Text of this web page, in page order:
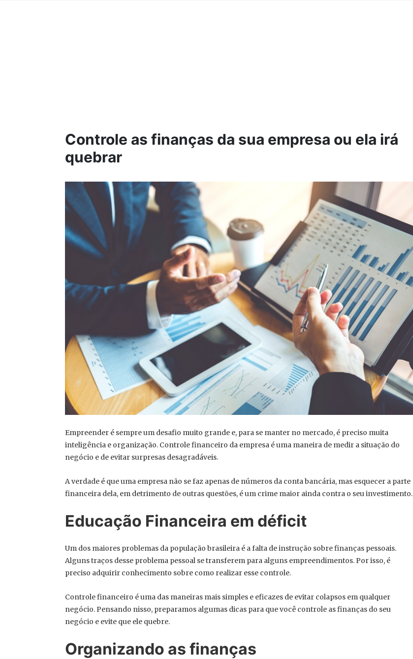
Controle as finanças da sua empresa ou ela irá
quebrar
Empreender é sempre um desafio muito grande e, para se manter no mercado, é preciso muita
inteligência e organização. Controle financeiro da empresa é uma maneira de medir a situação do
negócio e de evitar surpresas desagradáveis.
A verdade é que uma empresa não se faz apenas de números da conta bancária, mas esquecer a parte
financeira dela, em detrimento de outras questões, é um crime maior ainda contra o seu investimento.
Educação Financeira em déficit
Um dos maiores problemas da população brasileira é a falta de instrução sobre finanças pessoais.
Alguns traços desse problema pessoal se transferem para alguns empreendimentos. Por isso, é
preciso adquirir conhecimento sobre como realizar esse controle.
Controle financeiro é uma das maneiras mais simples e eficazes de evitar colapsos em qualquer
negócio. Pensando nisso, preparamos algumas dicas para que você controle as finanças do seu
negócio e evite que ele quebre.
Organizando as finanças